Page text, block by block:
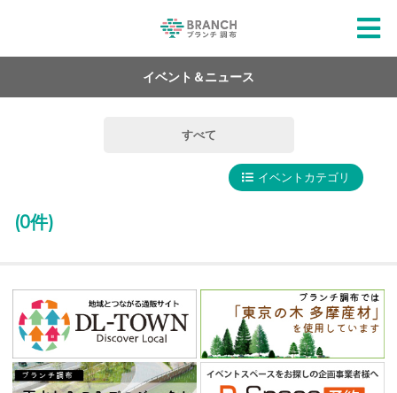
イベント＆ニュース
すべて
イベントカテゴリ
(0件)